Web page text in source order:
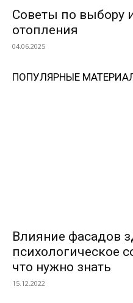
Советы по выбору
отопления
04.06.2025
ПОПУЛЯРНЫЕ
Влияние фасадов
психологическое
что нужно знать
15.12.2022